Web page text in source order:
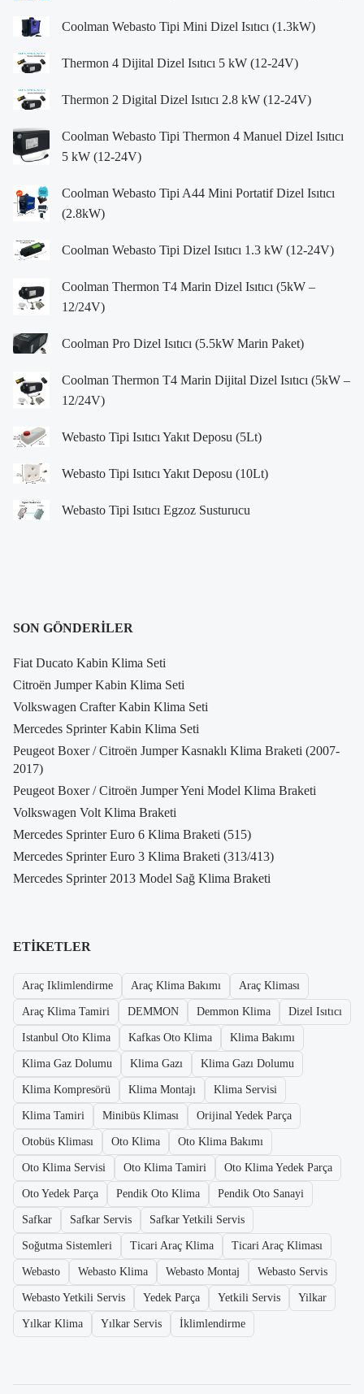
Coolman Webasto Tipi Mini Dizel Isıtıcı (1.3kW)
Thermon 4 Dijital Dizel Isıtıcı 5 kW (12-24V)
Thermon 2 Digital Dizel Isıtıcı 2.8 kW (12-24V)
Coolman Webasto Tipi Thermon 4 Manuel Dizel Isıtıcı
5 kW (12-24V)
Coolman Webasto Tipi A44 Mini Portatif Dizel Isıtıcı
(2.8kW)
Coolman Webasto Tipi Dizel Isıtıcı 1.3 kW (12-24V)
Coolman Thermon T4 Marin Dizel Isıtıcı (5kW –
12/24V)
Coolman Pro Dizel Isıtıcı (5.5kW Marin Paket)
Coolman Thermon T4 Marin Dijital Dizel Isıtıcı (5kW –
12/24V)
Webasto Tipi Isıtıcı Yakıt Deposu (5Lt)
Webasto Tipi Isıtıcı Yakıt Deposu (10Lt)
Webasto Tipi Isıtıcı Egzoz Susturucu
SON GÖNDERILER
Fiat Ducato Kabin Klima Seti
Citroën Jumper Kabin Klima Seti
Volkswagen Crafter Kabin Klima Seti
Mercedes Sprinter Kabin Klima Seti
Peugeot Boxer / Citroën Jumper Kasnaklı Klima Braketi (2007-
2017)
Peugeot Boxer / Citroën Jumper Yeni Model Klima Braketi
Volkswagen Volt Klima Braketi
Mercedes Sprinter Euro 6 Klima Braketi (515)
Mercedes Sprinter Euro 3 Klima Braketi (313/413)
Mercedes Sprinter 2013 Model Sağ Klima Braketi
ETIKETLER
Araç Iklimlendirme Araç Klima Bakımı Araç Kliması
Araç Klima Tamiri DEMMON Demmon Klima Dizel Isıtıcı
Istanbul Oto Klima Kafkas Oto Klima Klima Bakımı
Klima Gaz Dolumu Klima Gazı Klima Gazı Dolumu
Klima Kompresörü Klima Montajı Klima Servisi
Klima Tamiri Minibüs Kliması Orijinal Yedek Parça
Otobüs Kliması Oto Klima Oto Klima Bakımı
Oto Klima Servisi Oto Klima Tamiri Oto Klima Yedek Parça
Oto Yedek Parça Pendik Oto Klima Pendik Oto Sanayi
Safkar Safkar Servis Safkar Yetkili Servis
Soğutma Sistemleri Ticari Araç Klima Ticari Araç Kliması
Webasto Webasto Klima Webasto Montaj Webasto Servis
Webasto Yetkili Servis Yedek Parça Yetkili Servis Yilkar
Yılkar Klima Yılkar Servis İklimlendirme